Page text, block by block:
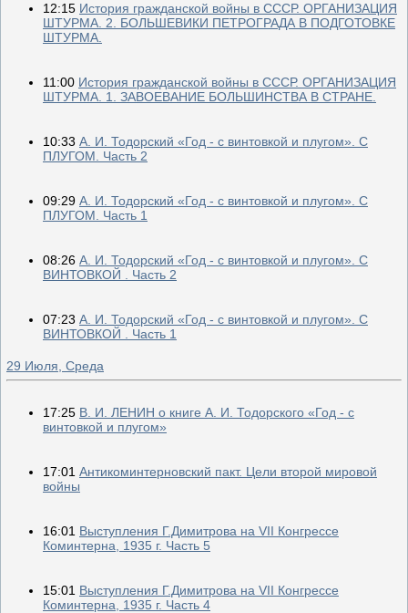
12:15 История гражданской войны в СССР. ОРГАНИЗАЦИЯ
ШТУРМА. 2. БОЛЬШЕВИКИ ПЕТРОГРАДА В ПОДГОТОВКЕ
ШТУРМА.
11:00 История гражданской войны в СССР. ОРГАНИЗАЦИЯ
ШТУРМА. 1. ЗАВОЕВАНИЕ БОЛЬШИНСТВА В СТРАНЕ.
10:33 А. И. Тодорский «Год - с винтовкой и плугом». С
ПЛУГОМ. Часть 2
09:29 А. И. Тодорский «Год - с винтовкой и плугом». С
ПЛУГОМ. Часть 1
08:26 А. И. Тодорский «Год - с винтовкой и плугом». С
ВИНТОВКОЙ . Часть 2
07:23 А. И. Тодорский «Год - с винтовкой и плугом». С
ВИНТОВКОЙ . Часть 1
29 Июля, Среда
17:25 В. И. ЛЕНИН о книге А. И. Тодорского «Год - с
винтовкой и плугом»
17:01 Антикоминтерновский пакт. Цели второй мировой
войны
16:01 Выступления Г.Димитрова на VII Конгрессе
Коминтерна, 1935 г. Часть 5
15:01 Выступления Г.Димитрова на VII Конгрессе
Коминтерна, 1935 г. Часть 4